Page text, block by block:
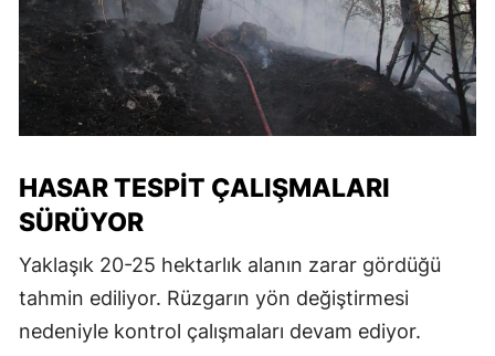
HASAR TESPIT ÇALIŞMALARI
SÜRÜYOR
Yaklaşık 20-25 hektarlık alanın zarar gördüğü
tahmin ediliyor. Rüzgarın yön değiştirmesi
nedeniyle kontrol çalışmaları devam ediyor.